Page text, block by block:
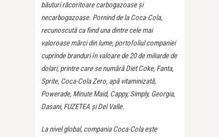
băuturi răcoritoare carbogazoase şi
necarbogazoase. Pornind de la Coca-Cola,
recunoscută ca fiind una dintre cele mai
valoroase mărci din lume, portofoliul companiei
cuprinde branduri în valoare de 20 de miliarde de
dolari, printre care se numără Diet Coke, Fanta,
Sprite, Coca-Cola Zero, apă vitaminizată,
Powerade, Minute Maid, Cappy, Simply, Georgia,
Dasani, FUZETEA și Del Valle.
La nivel global, compania Coca-Cola este